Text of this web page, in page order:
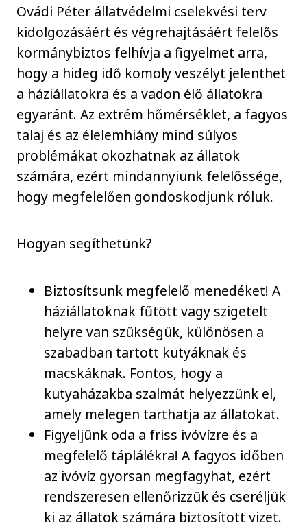
Ovádi Péter állatvédelmi cselekvési terv
kidolgozásáért és végrehajtásáért felelős
kormánybiztos felhívja a figyelmet arra,
hogy a hideg idő komoly veszélyt jelenthet
a háziállatokra és a vadon élő állatokra
egyaránt. Az extrém hőmérséklet, a fagyos
talaj és az élelemhiány mind súlyos
problémákat okozhatnak az állatok
számára, ezért mindannyiunk felelőssége,
hogy megfelelően gondoskodjunk róluk.
Hogyan segíthetünk?
Biztosítsunk megfelelő menedéket! A
háziállatoknak fűtött vagy szigetelt
helyre van szükségük, különösen a
szabadban tartott kutyáknak és
macskáknak. Fontos, hogy a
kutyaházakba szalmát helyezzünk el,
amely melegen tarthatja az állatokat.
Figyeljünk oda a friss ivóvízre és a
megfelelő táplálékra! A fagyos időben
az ivóvíz gyorsan megfagyhat, ezért
rendszeresen ellenőrizzük és cseréljük
ki az állatok számára biztosított vizet.